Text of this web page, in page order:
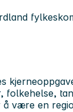
folkehelse,
være en